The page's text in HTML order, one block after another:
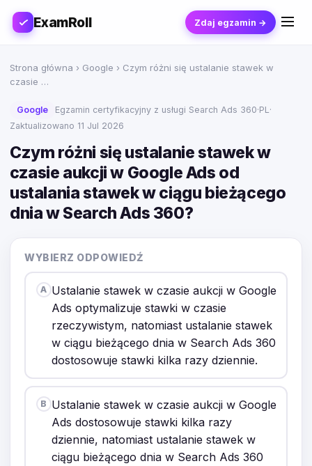
ExamRoll Zdaj egzamin →
Strona główna › Google › Czym różni się ustalanie stawek w
czasie …
Google Egzamin certyfikacyjny z usługi Search Ads 360·PL·
Zaktualizowano 11 Jul 2026
Czym różni się ustalanie stawek w
czasie aukcji w Google Ads od
ustalania stawek w ciągu bieżącego
dnia w Search Ads 360?
WYBIERZ ODPOWIEDŹ
A Ustalanie stawek w czasie aukcji w Google
Ads optymalizuje stawki w czasie
rzeczywistym, natomiast ustalanie stawek
w ciągu bieżącego dnia w Search Ads 360
dostosowuje stawki kilka razy dziennie.
B Ustalanie stawek w czasie aukcji w Google
Ads dostosowuje stawki kilka razy
dziennie, natomiast ustalanie stawek w
ciągu bieżącego dnia w Search Ads 360